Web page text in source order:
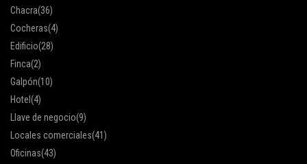
Chacra(36)
Cocheras(4)
Edificio(28)
Finca(2)
Galpón(10)
Hotel (4)
Llave de negocio(9)
Locales comerciales(41)
Oficinas(43)